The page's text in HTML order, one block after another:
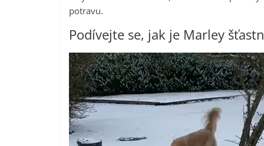
potravu.
Podívejte se, jak je Marley
Video
přehrávač